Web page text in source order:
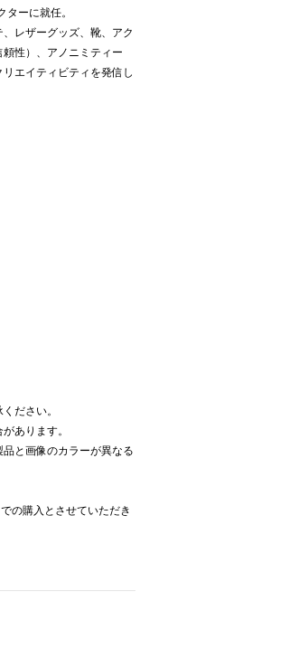
ーに就任。
レザーグッズ、靴、アク
性）、アノニミティー
エイティビティを発信し
ださい。
あります。
と画像のカラーが異なる
の購入とさせていただき